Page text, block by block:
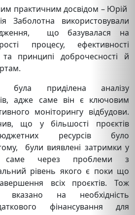
практичним досвідом – Юрій
Заболотна використовували
що базувалася на
процесу, ефективності
та принципі доброчесності й
була приділена аналізу
адже саме він є ключовим
моніторингу відбудови.
що у більшості проєктів
ресурсів було
були виявлені затримки у
саме через проблеми з
рівень якого є поки що
всіх проєктів. Тож
вказано на необхідність
фінансування для